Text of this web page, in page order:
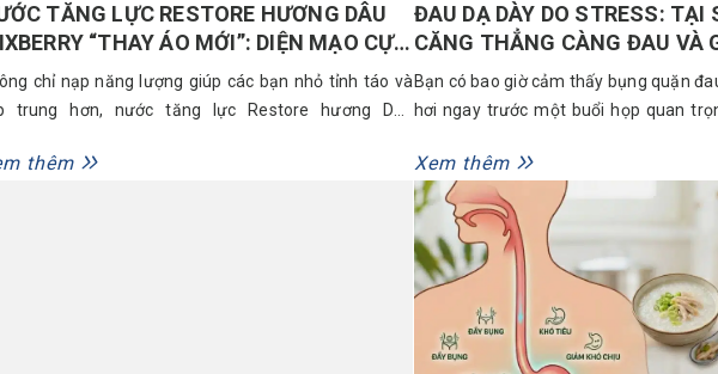
TĂNG LỰC RESTORE HƯƠNG DÂU
“THAY ÁO MỚI”: DIỆN MẠO CỰC
NĂNG LƯỢNG CỰC CHẤT
chỉ nạp năng lượng giúp các bạn nhỏ tỉnh táo và
trung hơn, nước tăng lực Restore hương Dâu
các em tự tin khẳng định phong cách riêng của
thêm
ĐAU DẠ DÀY DO STRESS: TẠI
CĂNG THẲNG CÀNG ĐAU VÀ
PHỤC HỒI TỰ NHIÊN
Bạn có bao giờ cảm thấy bụng quặn
hơi ngay trước một buổi họp quan
đau dạ dày do stress đã trở thành
mà rất nhiều người trẻ và dân văn...
Xem thêm